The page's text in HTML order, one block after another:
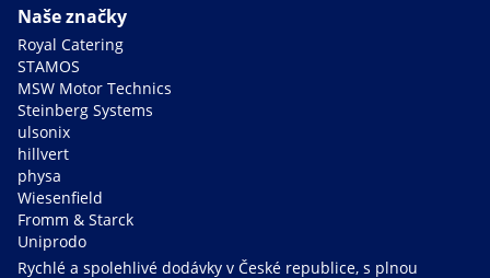
Naše značky
Royal Catering
STAMOS
MSW Motor Technics
Steinberg Systems
ulsonix
hillvert
physa
Wiesenfield
Fromm & Starck
Uniprodo
Rychlé a spolehlivé dodávky v České republice, s plnou